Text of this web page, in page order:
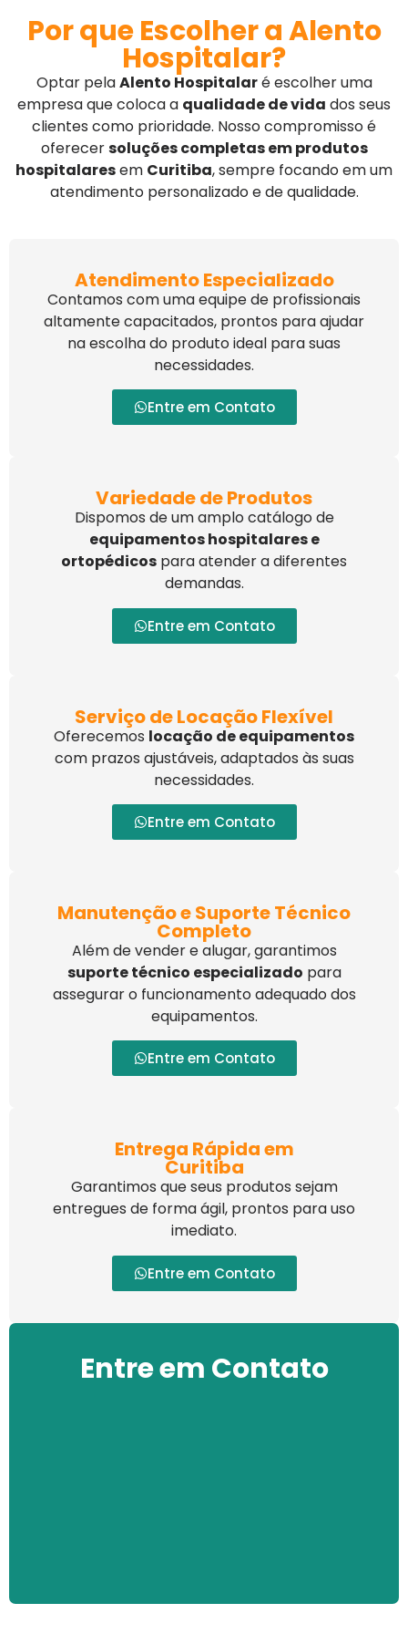
Por que Escolher a Alento
Hospitalar?
Optar pelaAlento Hospitalaré escolher uma
empresa que coloca a qualidade de vida dos seus
clientes como prioridade. Nosso compromisso é
oferecersoluções completas em produtos
hospitalaresem Curitiba, sempre focando em um
atendimento personalizado e de qualidade.
Atendimento Especializado
Contamos com uma equipe de profissionais
altamente capacitados, prontos para ajudar
na escolha do produto ideal para suas
necessidades.
Entre em Contato
Variedade de Produtos
Dispomos de um amplo catálogo de
equipamentos hospitalares e
ortopédicos para atender a diferentes
demandas.
Entre em Contato
Serviço de Locação Flexível
Oferecemos locação de equipamentos
com prazos ajustáveis, adaptados às suas
necessidades.
Entre em Contato
Manutenção e Suporte Técnico
Completo
Além de vender e alugar, garantimos
suporte técnico especializado para
assegurar o funcionamento adequado dos
equipamentos.
Entre em Contato
Entrega Rápida em
Curitiba
Garantimos que seus produtos sejam
entregues de forma ágil, prontos para uso
imediato.
Entre em Contato
Entre em Contato